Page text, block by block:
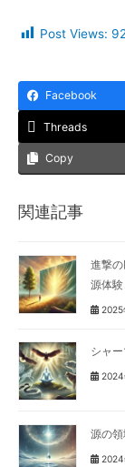
Post Views:
Facebook
Threads
Copy
関連記事
進撃
源体
2025
シャ
2024
源の
2024